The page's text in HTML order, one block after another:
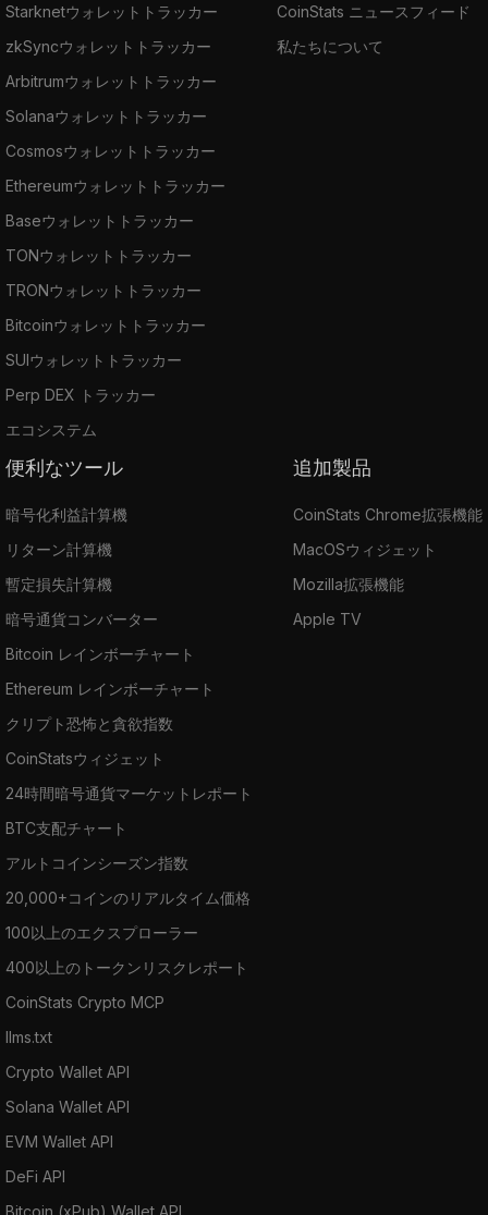
Starknetウォレットトラッカー
zkSyncウォレットトラッカー
Arbitrumウォレットトラッカー
Solanaウォレットトラッカー
Cosmosウォレットトラッカー
Ethereumウォレットトラッカー
Baseウォレットトラッカー
TONウォレットトラッカー
TRONウォレットトラッカー
Bitcoinウォレットトラッカー
SUIウォレットトラッカー
Perp DEX トラッカー
エコシステム
CoinStats ニュースフィード
私たちについて
便利なツール
暗号化利益計算機
リターン計算機
暫定損失計算機
暗号通貨コンバーター
Bitcoin レインボーチャート
Ethereum レインボーチャート
クリプト恐怖と貪欲指数
CoinStatsウィジェット
24時間暗号通貨マーケットレポート
BTC支配チャート
アルトコインシーズン指数
20,000+コインのリアルタイム価格
100以上のエクスプローラー
400以上のトークンリスクレポート
CoinStats Crypto MCP
llms.txt
Crypto Wallet API
Solana Wallet API
EVM Wallet API
DeFi API
Bitcoin (xPub) Wallet API
追加製品
CoinStats Chrome拡張機能
MacOSウィジェット
Mozilla拡張機能
Apple TV